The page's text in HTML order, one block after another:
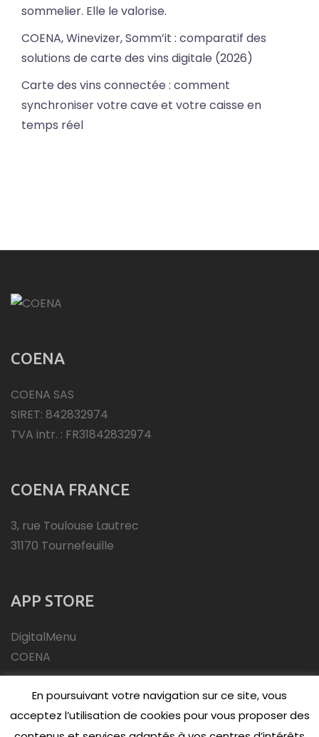
sommelier. Elle le valorise.
COENA, Winevizer, Somm’it : comparatif des
solutions de carte des vins digitale (2026)
Carte des vins connectée : comment
synchroniser votre cave et votre caisse en
temps réel
COENA
COENA SAS
SIRET: 842832974
TVA intr. : FR31842832974
COENA FRANCE
3, rue Toulouse Lautrec
31170 Tournefeuille
APP STORE
DigitalMenu
COENA
En poursuivant votre navigation sur ce site, vous
acceptez l’utilisation de cookies pour vous proposer des